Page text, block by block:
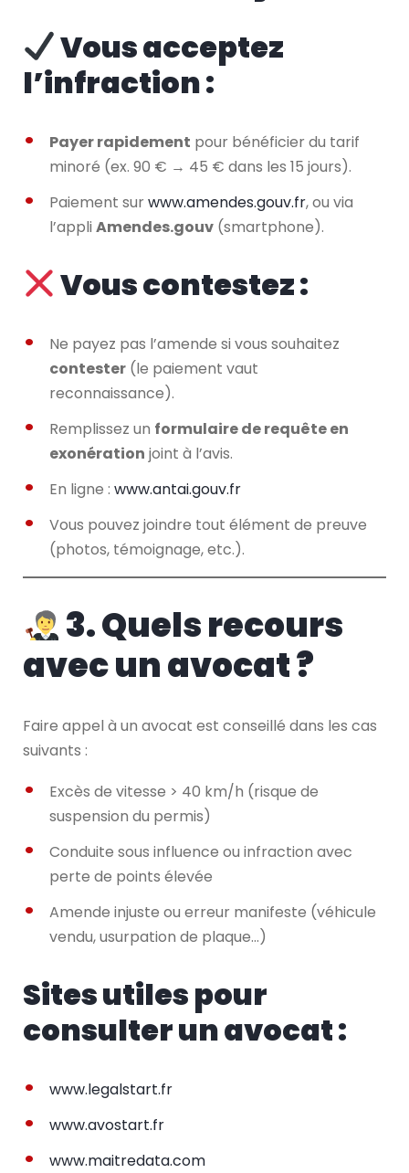
Vous acceptez
l’infraction :
Payer rapidement pour bénéficier du tarif
minoré (ex. 90 € → 45 € dans les 15 jours).
Paiement surwww.amendes.gouv.fr, ou via
l’appli Amendes.gouv (smartphone).
Vous contestez :
Ne payez pas l’amende si vous souhaitez
contester (le paiement vaut
reconnaissance).
Remplissez un formulaire de requête en
exonération joint à l’avis.
En ligne : www.antai.gouv.fr
Vous pouvez joindre tout élément de preuve
(photos, témoignage, etc.).
3. Quels recours
avec un avocat ?
Faire appel à un avocat est conseillé dans les cas
suivants :
Excès de vitesse > 40 km/h (risque de
suspension du permis)
Conduite sous influence ou infraction avec
perte de points élevée
Amende injuste ou erreur manifeste (véhicule
vendu, usurpation de plaque…)
Sites utiles pour
consulter un avocat :
www.legalstart.fr
www.avostart.fr
www.maitredata.com